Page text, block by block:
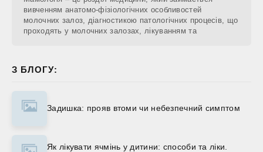
вивченням анатомо-фізіологічних особливостей
молочних залоз, діагностикою патологічних процесів, що
проходять у молочних залозах, лікуванням та
З БЛОГУ:
Задишка: прояв втоми чи небезпечний симптом
Як лікувати ячмінь у дитини: способи та ліки.